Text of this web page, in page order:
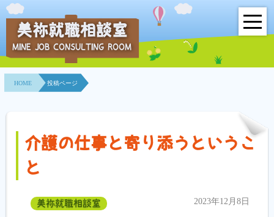
HOME
事業所紹介
相談室とは？
地域連携事業
美祢就職相談室
MINE JOB CONSULTING ROOM
HOME 投稿ページ
介護の仕事と寄り添うというこ
と
美祢就職相談室 2023年12月8日